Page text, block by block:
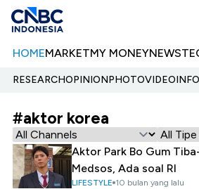
HOMEMARKETMY MONEYNEWS
RESEARCHOPINIONPHOTOVIDEO
#aktor korea
Aktor Park Bo Gum
Medsos, Ada soal RI
LIFESTYLE 10 bulan yang lalu